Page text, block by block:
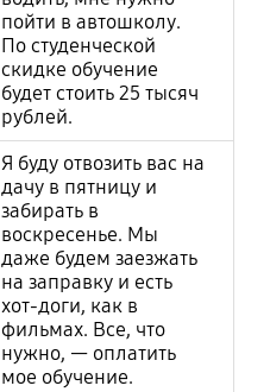
пойти в автошколу.
По студенческой
скидке обучение
будет стоить 25 тысяч
рублей.
Я буду отвозить вас на
дачу в пятницу и
забирать в
воскресенье. Мы
даже будем заезжать
на заправку и есть
хот-доги, как в
фильмах. Все, что
нужно, — оплатить
мое обучение.